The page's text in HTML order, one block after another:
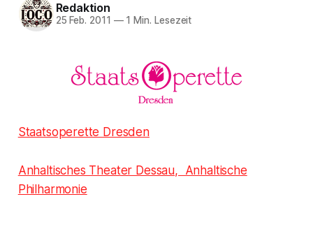
Redaktion
25 Feb. 2011 —1 Min. Lesezeit
Staatsoperette Dresden
Anhaltisches Theater Dessau, Anhaltische
Philharmonie